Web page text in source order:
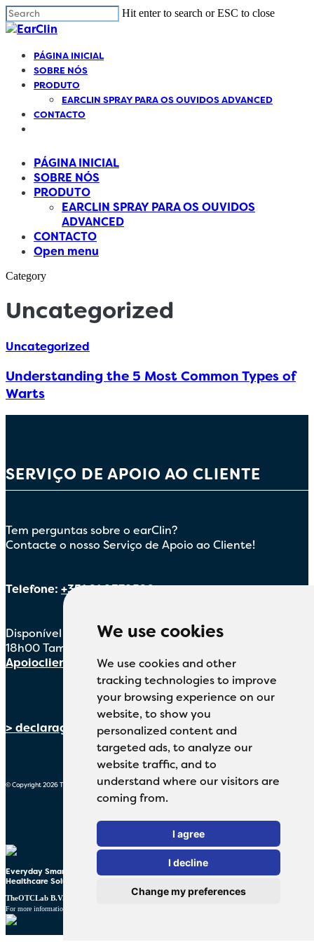
We use cookies
We use cookies and other
tracking technologies to improve
your browsing experience on our
website, to show you
personalized content and
targeted ads, to analyze our
website traffic, and to
understand where our visitors are
coming from.
I agree
I decline
Change my preferences
Skip
to
content
Hit enter to search or ESC to close
Close
MenuPÁGINA INICIAL
SOBRE NÓS
PRODUTO
EARCLIN SPRAY PARA OS OUVIDOS ADVANCED
CONTACTO
PÁGINA INICIAL
SOBRE NÓS
PRODUTO
EARCLIN SPRAY PARA OS OUVIDOS
ADVANCED
CONTACTO
Open menu
Category
Uncategorized
Uncategorized
Understanding the 5 Most Common Types of
Warts
SERVIÇO DE APOIO AO CLIENTE
Tem perguntas sobre o earClin?
Contacte o nosso Serviço de Apoio ao Cliente!
Telefone: +351 21 9379520
Disponível de segunda a sexta-feira, das 9h00 às
18h00 Também pode enviar um e-mail para
Apoiocliente@expanscience.com
> declaração de confidencialidade
© Copyright 2026 TheOTCLab B.V.
Everyday Smart
Healthcare Solutions
TheOTCLab B.V.
Fred. Roeskestraat 115, 1076 EE Amsterdam, The Netherlands
For more information please go to
Find your solution in these countries
Choose your language
Belgium (Dutch)
Canada (English)
Canada (French)
English
Finland (Finnish)
Netherlands (Dutch)
Serbia (српски)